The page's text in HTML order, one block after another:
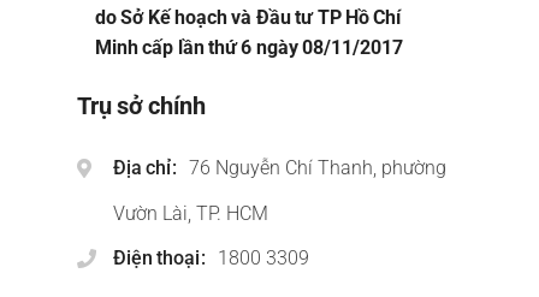
do Sở Kế hoạch và Đầu tư TP Hồ Chí
Minh cấp lần thứ 6 ngày 08/11/2017
Trụ sở chính
Địa chỉ
76 Nguyễn Chí Thanh, phường
Vườn Lài, TP. HCM
Điện thoại
1800 3309